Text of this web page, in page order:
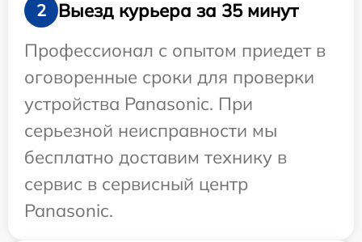
2
Выезд курьера за 35 минут
Профессионал с опытом приедет в
оговоренные сроки для проверки
устройства Panasonic. При
серьезной неисправности мы
бесплатно доставим технику в
сервис в сервисный центр
Panasonic.